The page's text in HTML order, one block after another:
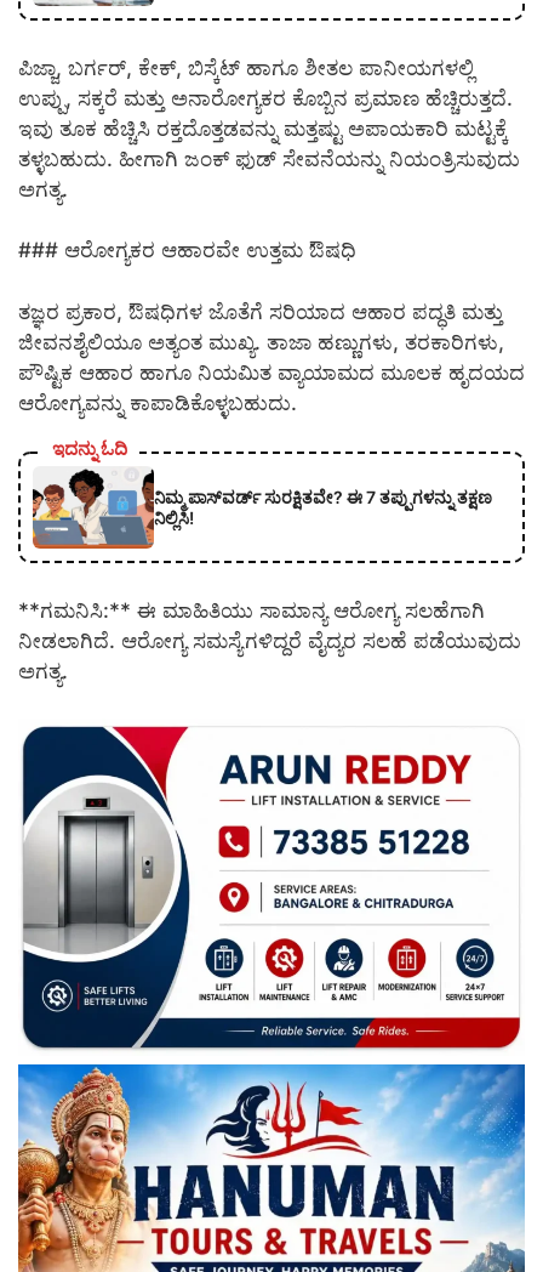
ಪಿಜ್ಜಾ, ಬರ್ಗರ್‌, ಕೇಕ್‌, ಬಿಸ್ಕೆಟ್‌ ಹಾಗೂ ಶೀತಲ ಪಾನೀಯಗಳಲ್ಲಿ
ಉಪ್ಪು, ಸಕ್ಕರೆ ಮತ್ತು ಅನಾರೋಗ್ಯಕರ ಕೊಬ್ಬಿನ ಪ್ರಮಾಣ ಹೆಚ್ಚಿರುತ್ತದೆ.
ಇವು ತೂಕ ಹೆಚ್ಚಿಸಿ ರಕ್ತದೊತ್ತಡವನ್ನು ಮತ್ತಷ್ಟು ಅಪಾಯಕಾರಿ ಮಟ್ಟಕ್ಕೆ
ತಳ್ಳಬಹುದು. ಹೀಗಾಗಿ ಜಂಕ್ ಫುಡ್ ಸೇವನೆಯನ್ನು ನಿಯಂತ್ರಿಸುವುದು
ಅಗತ್ಯ.
### ಆರೋಗ್ಯಕರ ಆಹಾರವೇ ಉತ್ತಮ ಔಷಧಿ
ತಜ್ಞರ ಪ್ರಕಾರ, ಔಷಧಿಗಳ ಜೊತೆಗೆ ಸರಿಯಾದ ಆಹಾರ ಪದ್ಧತಿ ಮತ್ತು
ಜೀವನಶೈಲಿಯೂ ಅತ್ಯಂತ ಮುಖ್ಯ. ತಾಜಾ ಹಣ್ಣುಗಳು, ತರಕಾರಿಗಳು,
ಪೌಷ್ಟಿಕ ಆಹಾರ ಹಾಗೂ ನಿಯಮಿತ ವ್ಯಾಯಾಮದ ಮೂಲಕ ಹೃದಯದ
ಆರೋಗ್ಯವನ್ನು ಕಾಪಾಡಿಕೊಳ್ಳಬಹುದು.
ಇದನ್ನು ಓದಿ
ನಿಮ್ಮ ಪಾಸ್‌ವರ್ಡ್ ಸುರಕ್ಷಿತವೇ? ಈ 7 ತಪ್ಪುಗಳನ್ನು ತಕ್ಷಣ
ನಿಲ್ಲಿಸಿ!
**ಗಮನಿಸಿ:** ಈ ಮಾಹಿತಿಯು ಸಾಮಾನ್ಯ ಆರೋಗ್ಯ ಸಲಹೆಗಾಗಿ
ನೀಡಲಾಗಿದೆ. ಆರೋಗ್ಯ ಸಮಸ್ಯೆಗಳಿದ್ದರೆ ವೈದ್ಯರ ಸಲಹೆ ಪಡೆಯುವುದು
ಅಗತ್ಯ.